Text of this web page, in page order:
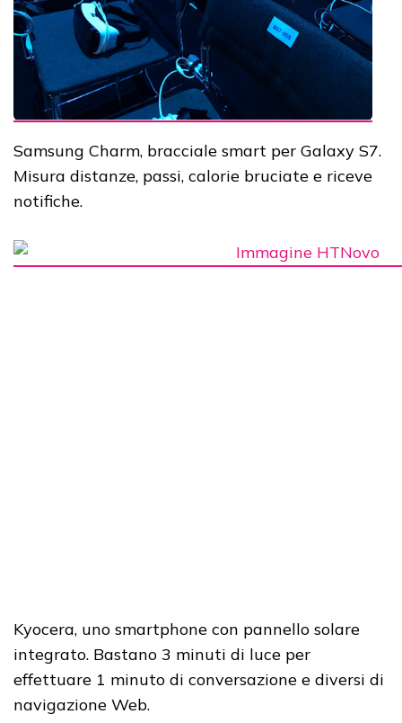
Samsung Charm, bracciale smart per Galaxy S7.
Misura distanze, passi, calorie bruciate e riceve
notifiche.
Kyocera, uno smartphone con pannello solare
integrato. Bastano 3 minuti di luce per
effettuare 1 minuto di conversazione e diversi di
navigazione Web.